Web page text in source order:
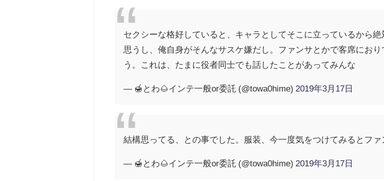
セクシーな格好していると、キャラとしてそこに立っているから
思うし、俺自身がそんなサスケ嫌だし。ファンサとかで客席にお
う。これは、たまに役者同士でも話したことがあってみんな
— 🍯とわ🌰インテ一般or委託 (@towa0hime) 2019年3月17日
結構思ってる、との事でした。服装、今一度気をつけてみるとフ
— 🍯とわ🌰インテ一般or委託 (@towa0hime) 2019年3月17日